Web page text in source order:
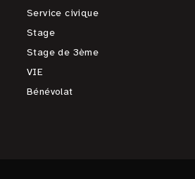
Service civique
Stage
Stage de 3ème
VIE
Bénévolat